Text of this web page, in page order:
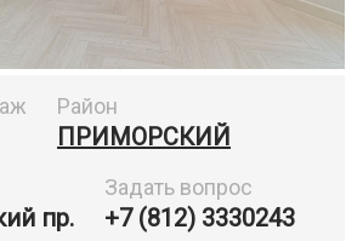
Район
ПРИМОРСКИЙ
пр.
Задать вопрос
+7 (812) 3330243